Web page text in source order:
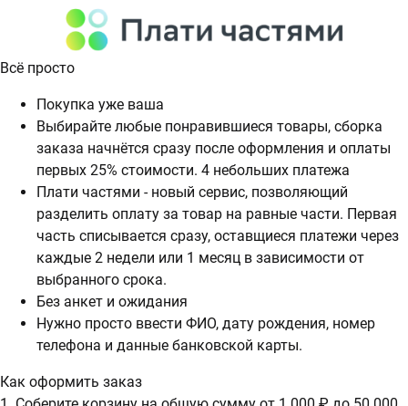
Всё просто
Покупка уже ваша
Выбирайте любые понравившиеся товары, сборка
заказа начнётся сразу после оформления и оплаты
первых 25% стоимости. 4 небольших платежа
Плати частями - новый сервис, позволяющий
разделить оплату за товар на равные части. Первая
часть списывается сразу, оставщиеся платежи через
каждые 2 недели или 1 месяц в зависимости от
выбранного срока.
Без анкет и ожидания
Нужно просто ввести ФИО, дату рождения, номер
телефона и данные банковской карты.
Как оформить заказ